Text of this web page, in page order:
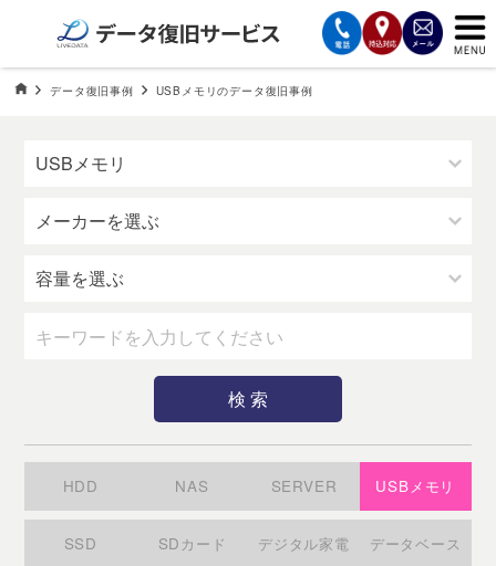
サービスの案内
データ復旧HOME
データ復旧事例 USBメモリのデータ復旧事例
USBメモリのデータ復旧事
HDD NAS SERVER USBメモリ
SSD SDカード デジタル家電 データベース